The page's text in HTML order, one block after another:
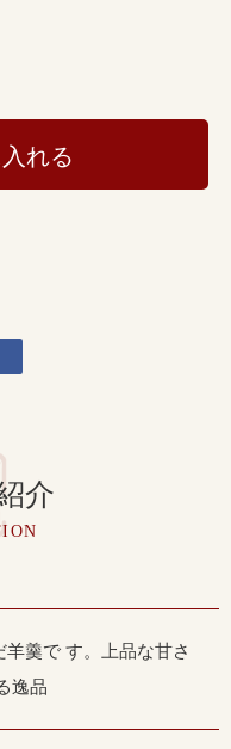
れる
介
羹で す。上品な甘さ
逸品